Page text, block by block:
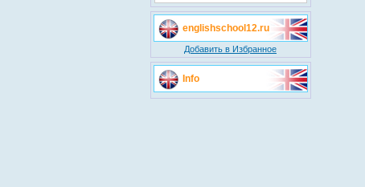
englishschool12.ru
Добавить в Избранное
Info